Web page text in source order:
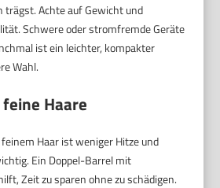
trägst. Achte auf Gewicht und
Schwere oder stromfremde Geräte
ist ein leichter, kompakter
Wahl.
Haare
Haar ist weniger Hitze und
Ein Doppel-Barrel mit
Zeit zu sparen ohne zu schädigen.